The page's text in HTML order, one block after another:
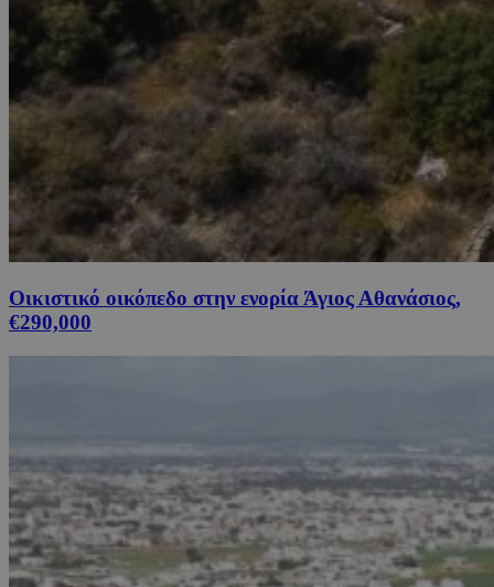
Οικιστικό οικόπεδο στην ενορία Άγιος Αθανάσιος,
€290,000